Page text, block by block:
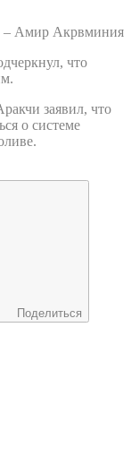
– Амир Акрвминия
что
заявил, что
о системе
Поделиться